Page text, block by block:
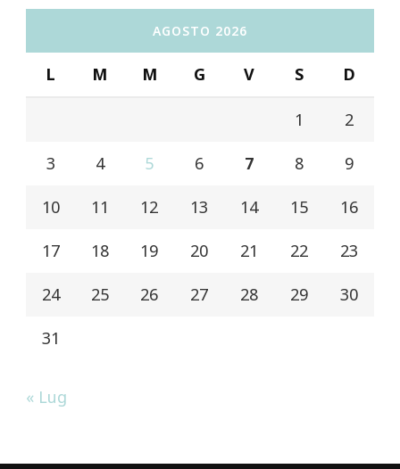
AGOSTO 2026
L M M G V S D
1 2
3 4 5 6 7 8 9
10 11 12 13 14 15 16
17 18 19 20 21 22 23
24 25 26 27 28 29 30
31
« Lug